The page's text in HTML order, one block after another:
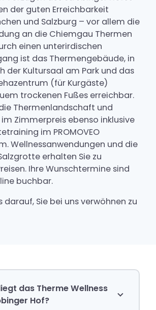
der guten Erreichbarkeit
und Salzburg – vor allem die
an die Chiemgau Thermen
einen unterirdischen
ist das Thermengebäude, in
der Kultursaal am Park und das
(für Kurgäste)
trockenen Fußes erreichbar.
Thermenlandschaft und
Zimmerpreis ebenso inklusive
im PROMOVEO
Wellnessanwendungen und die
erhalten Sie zu
Ihre Wunschtermine sind
buchbar.
darauf, Sie bei uns verwöhnen zu
das Therme Wellness
Hof?